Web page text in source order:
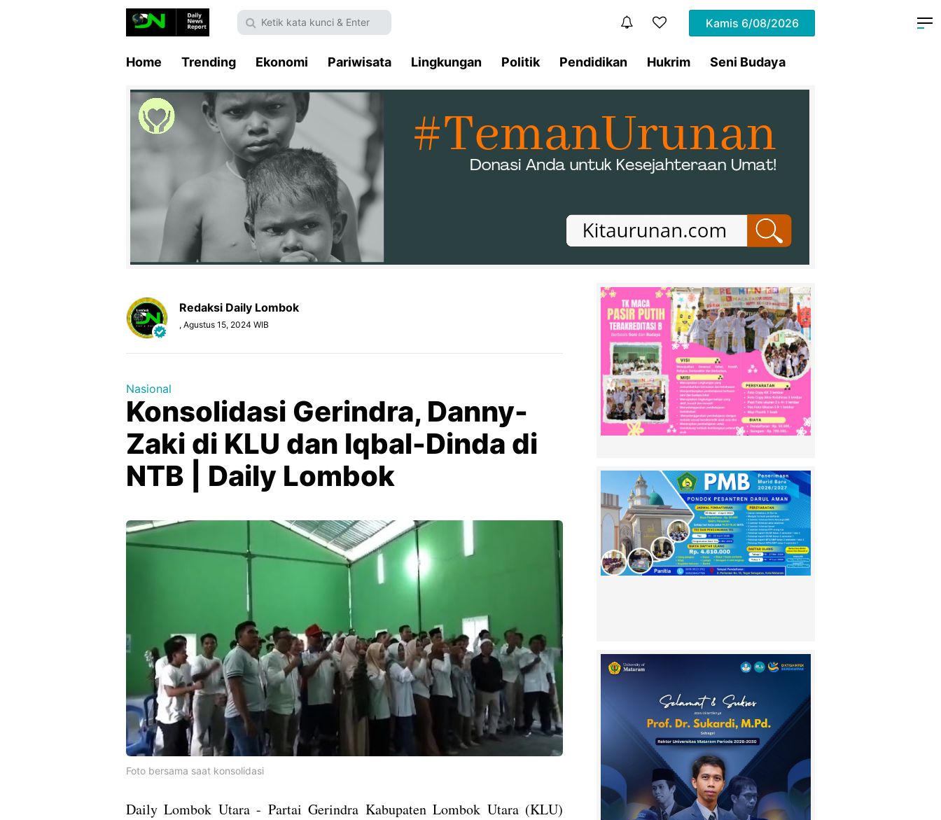
Kamis 6/08/2026
Home Trending Ekonomi Pariwisata Lingkungan Politik Pendidikan Hukrim Seni Budaya
Redaksi Daily Lombok
, Agustus 15, 2024 WIB
Nasional
Konsolidasi Gerindra, Danny-
Zaki di KLU dan Iqbal-Dinda di
NTB | Daily Lombok
Foto bersama saat konsolidasi
Daily Lombok Utara - Partai Gerindra Kabupaten Lombok Utara (KLU)